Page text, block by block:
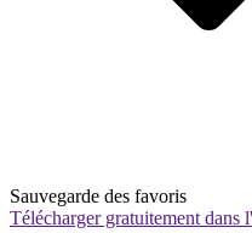
Sauvegarde des favoris
Télécharger gratuitement dans